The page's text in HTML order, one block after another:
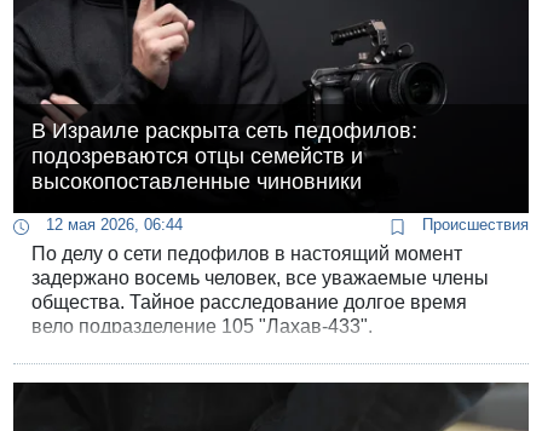
В Израиле раскрыта сеть педофилов:
подозреваются отцы семейств и
высокопоставленные чиновники
12 мая 2026, 06:44 Происшествия
По делу о сети педофилов в настоящий момент
задержано восемь человек, все уважаемые члены
общества. Тайное расследование долгое время
вело подразделение 105 "Лахав-433".